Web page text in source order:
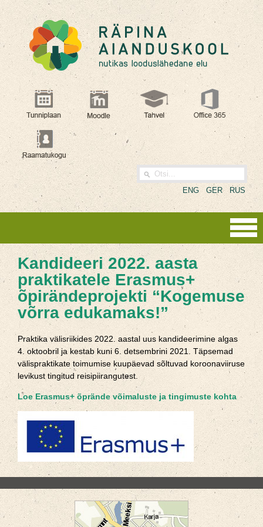
ENG GER RUS
Kandideeri 2022. aasta
praktikatele Erasmus+
õpirändeprojekti “Kogemuse
võrra edukamaks!”
Praktika välisriikides 2022. aastal uus kandideerimine algas
4. oktoobril ja kestab kuni 6. detsembrini 2021. Täpsemad
välispraktikate toimumise kuupäevad sõltuvad koroonaviiruse
levikust tingitud reisipiirangutest.
Loe Erasmus+ õprände võimaluste ja tingimuste kohta